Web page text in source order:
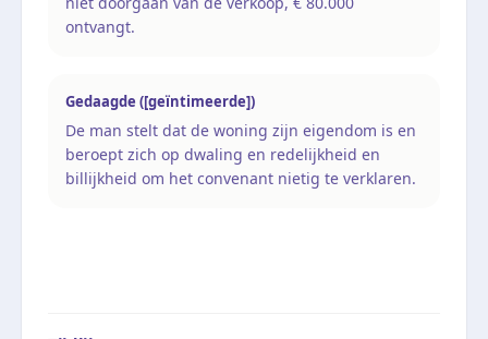
ontvangt.
Gedaagde ([geïntimeerde])
De man stelt dat de woning zijn eigendom is en
beroept zich op dwaling en redelijkheid en
billijkheid om het convenant nietig te verklaren.